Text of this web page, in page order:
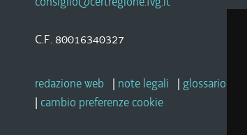
C.F. 80016340327
redazione web | note legali | glossario
| cambio preferenze cookie